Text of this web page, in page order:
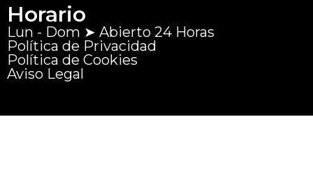
Horario
Lun - Dom ➤ Abierto 24 Horas
Política de Privacidad
Política de Cookies
Aviso Legal